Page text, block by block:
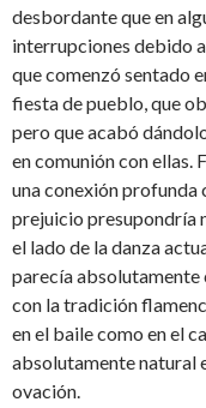
desbordante que en
interrupciones debido
que comenzó sentado
fiesta de pueblo, que
pero que acabó
en comunión con ellas.
una conexión profunda
prejuicio presupondría
el lado de la danza
parecía
con la tradición
en el baile como en el
absolutamente natural
ovación.